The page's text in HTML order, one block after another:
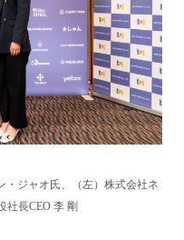
ジャオ氏、
（左）株式会社ネ
社長CEO 李 剛